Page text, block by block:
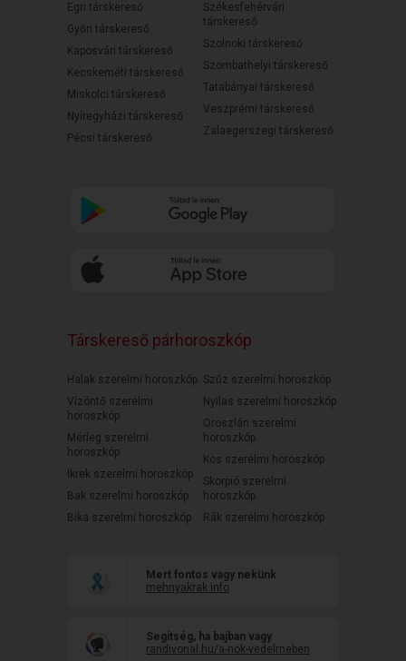
Egri társkereső
Győri társkereső
Kaposvári társkereső
Kecskeméti társkereső
Miskolci társkereső
Nyíregyházi társkereső
Pécsi társkereső
Székesfehérvári
társkereső
Szolnoki társkereső
Szombathelyi társkereső
Tatabányai társkereső
Veszprémi társkereső
Zalaegerszegi társkereső
Társkereső párhoroszkóp
Halak szerelmi horoszkóp
Vízöntő szerelmi
horoszkóp
Mérleg szerelmi
horoszkóp
Ikrek szerelmi horoszkóp
Bak szerelmi horoszkóp
Bika szerelmi horoszkóp
Szűz szerelmi horoszkóp
Nyilas szerelmi horoszkóp
Oroszlán szerelmi
horoszkóp
Kos szerelmi horoszkóp
Skorpió szerelmi
horoszkóp
Rák szerelmi horoszkóp
Mert fontos vagy nekünk
mehnyakrak.info
Segítség, ha bajban vagy
randivonal.hu/a-nok-vedelmeben